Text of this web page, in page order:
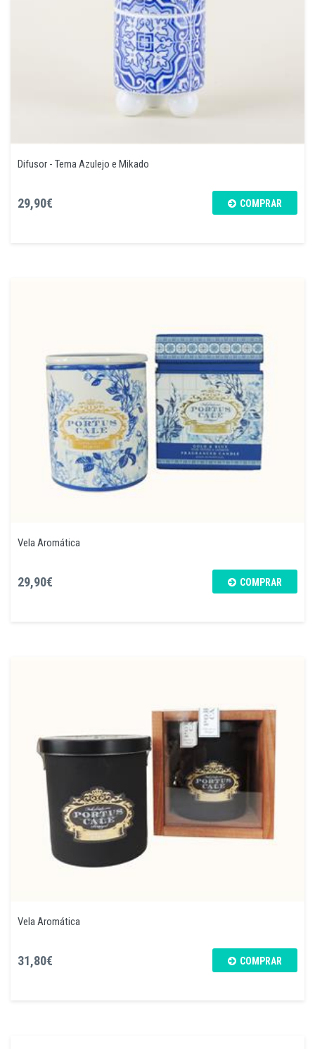
Difusor - Tema Azulejo e Mikado
29,90€ COMPRAR
Vela Aromática
29,90€ COMPRAR
Vela Aromática
31,80€ COMPRAR